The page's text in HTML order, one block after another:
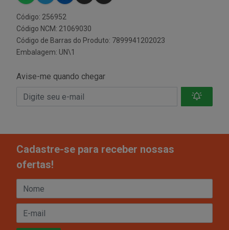
Código: 256952
Código NCM: 21069030
Código de Barras do Produto: 7899941202023
Embalagem: UN\1
Avise-me quando chegar
Cadastre-se para receber nossas
ofertas!